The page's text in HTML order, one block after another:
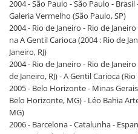
2004 - São Paulo - São Paulo -
Galeria Vermelho (São Paulo, SP)
2004 - Rio de Janeiro - Rio de
na A Gentil Carioca (2004 : Rio de
Janeiro, RJ)
2004 - Rio de Janeiro - Rio de
de Janeiro, RJ) - A Gentil Carioca (Rio
2005 - Belo Horizonte - Minas
Belo Horizonte, MG) - Léo Bahia
MG)
2006 - Barcelona - Catalunha -